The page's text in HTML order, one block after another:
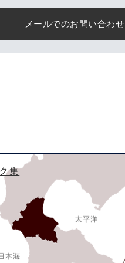
メールでのお問い合わせ
集